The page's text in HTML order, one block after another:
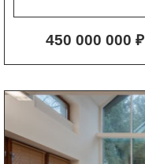
450 000 000 ₽